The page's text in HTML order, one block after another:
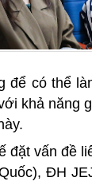
để có thể
khả năng
vấn đề
ĐH